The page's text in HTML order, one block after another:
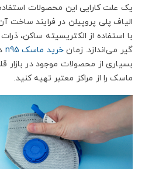
یک علت کارایی این محصولات استفاده
الیاف پلی پروپیلن در فرایند
با استفاده از الکتریسیته ساکن،
گیر می‌اندازد. زمان خرید ماسک n95
بسیاری از محصولات موجود در بازار
ماسک را از مراکز معتبر تهیه کنید.